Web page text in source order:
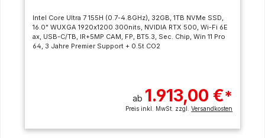
Intel Core Ultra 7 155H (0.7-4.8GHz), 32GB, 1TB NVMe SSD,
16.0" WUXGA 1920x1200 300nits, NVIDIA RTX 500, Wi-Fi 6E
ax, USB-C/TB, IR+5MP CAM, FP, BT5.3, Sec. Chip, Win 11 Pro
64, 3 Jahre Premier Support + 0.5t CO2
ab 1.913,00 €*
Preis inkl. MwSt. zzgl.Versandkosten